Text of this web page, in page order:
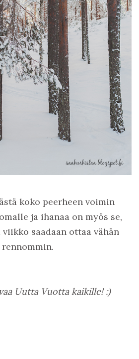
koko peerheen voimin
ja ihanaa on myös se,
saadaan ottaa vähän
rennommin.
Uutta Vuotta kaikille! :)